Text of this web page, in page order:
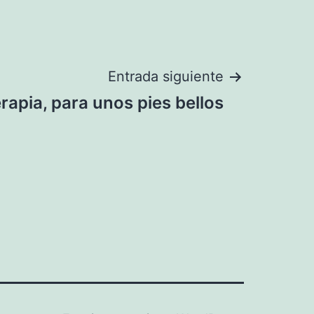
Entrada siguiente
para unos pies bellos